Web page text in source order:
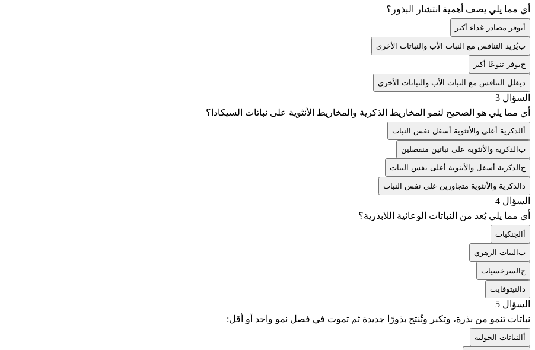
أي مما يلي يصف أهمية انتشار البذور؟
أيوفر مصادر غذاء أكبر
بيُزيد التنافس مع النبات الأب والنباتات الأخرى
جيوفر تنوعًا أكبر
د يقلل التنافس مع النبات الأب والنباتات الأخرى
السؤال 3
أي مما يلي هو الصحيح لنمو المخاريط الذكرية والمخاريط الأنثوية على نباتات السيكادا؟
أ الذكرية أعلى والأنثوية أسفل نفس النبات
ب الذكرية والأنثوية على نباتين منفصلين
ج الذكرية أسفل والأنثوية أعلى نفس النبات
د الذكرية والأنثوية متجاورين على نفس النبات
السؤال 4
أي مما يلي يُعد من النباتات الوعائية اللابذرية؟
أ الجنكيات
ب النبات الزهري
ج السرخسيات
د النيتوفايت
السؤال 5
نباتات تنمو من بذرة، وتكبر وتُنتج بذورًا جديدة ثم تموت في فصل نمو واحد أو أقل:
أ النباتات الحولية